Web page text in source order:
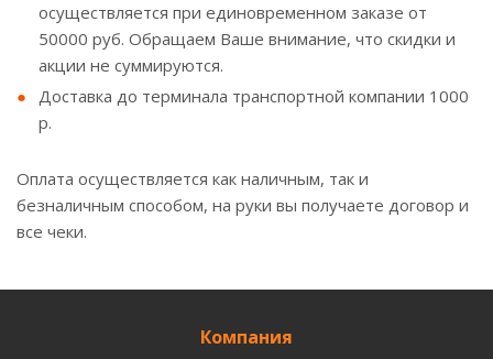
осуществляется при единовременном заказе от
50000 руб. Обращаем Ваше внимание, что скидки и
акции не суммируются.
Доставка до терминала транспортной компании 1000
р.
Оплата осуществляется как наличным, так и
безналичным способом, на руки вы получаете договор и
все чеки.
Компания